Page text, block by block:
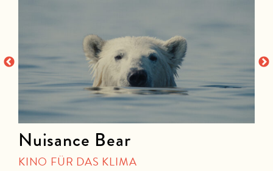
Nuisance Bear
KINO FÜR DAS KLIMA